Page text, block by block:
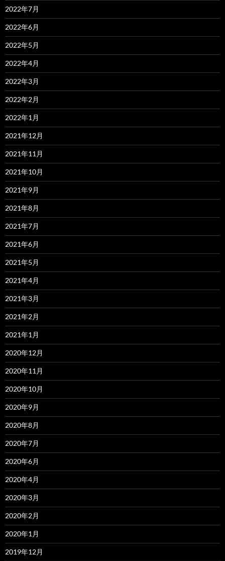
2022年7月
2022年6月
2022年5月
2022年4月
2022年3月
2022年2月
2022年1月
2021年12月
2021年11月
2021年10月
2021年9月
2021年8月
2021年7月
2021年6月
2021年5月
2021年4月
2021年3月
2021年2月
2021年1月
2020年12月
2020年11月
2020年10月
2020年9月
2020年8月
2020年7月
2020年6月
2020年4月
2020年3月
2020年2月
2020年1月
2019年12月